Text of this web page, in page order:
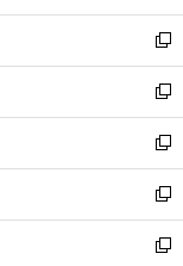
ウ
で
開
く
ン
ド
ウ
で
開
く
ウ
ィ
ン
ド
ウ
で
開
く
し
い
ウ
ィ
ン
ド
ウ
で
開
く
新
し
い
ウ
ィ
ン
ド
ウ
で
新
し
い
ウ
ィ
ン
ド
新
し
い
ウ
ィ
新
し
い
新